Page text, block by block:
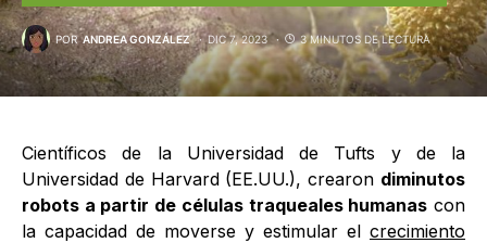
POR ANDREA GONZÁLEZ DIC 7, 2023 3 MINUTOS DE LECTURA
Científicos de la Universidad de Tufts y de la
Universidad de Harvard (EE.UU.), crearon diminutos
robots a partir de células traqueales humanas con
la capacidad de moverse y estimular el crecimiento